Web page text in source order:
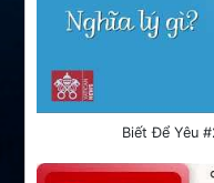
Biết Để Yêu